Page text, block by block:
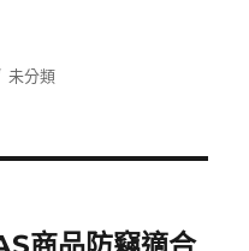
分
未分類